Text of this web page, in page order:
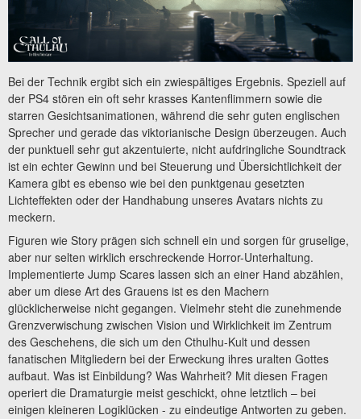
Bei der Technik ergibt sich ein zwiespältiges Ergebnis. Speziell auf
der PS4 stören ein oft sehr krasses Kantenflimmern sowie die
starren Gesichtsanimationen, während die sehr guten englischen
Sprecher und gerade das viktorianische Design überzeugen. Auch
der punktuell sehr gut akzentuierte, nicht aufdringliche Soundtrack
ist ein echter Gewinn und bei Steuerung und Übersichtlichkeit der
Kamera gibt es ebenso wie bei den punktgenau gesetzten
Lichteffekten oder der Handhabung unseres Avatars nichts zu
meckern.
Figuren wie Story prägen sich schnell ein und sorgen für gruselige,
aber nur selten wirklich erschreckende Horror-Unterhaltung.
Implementierte Jump Scares lassen sich an einer Hand abzählen,
aber um diese Art des Grauens ist es den Machern
glücklicherweise nicht gegangen. Vielmehr steht die zunehmende
Grenzverwischung zwischen Vision und Wirklichkeit im Zentrum
des Geschehens, die sich um den Cthulhu-Kult und dessen
fanatischen Mitgliedern bei der Erweckung ihres uralten Gottes
aufbaut. Was ist Einbildung? Was Wahrheit? Mit diesen Fragen
operiert die Dramaturgie meist geschickt, ohne letztlich – bei
einigen kleineren Logiklücken - zu eindeutige Antworten zu geben.